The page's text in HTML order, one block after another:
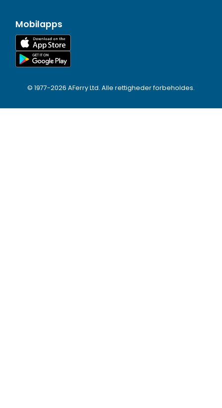
Mobilapps
© 1977-2026 AFerry Ltd. Alle rettigheder forbeholdes.